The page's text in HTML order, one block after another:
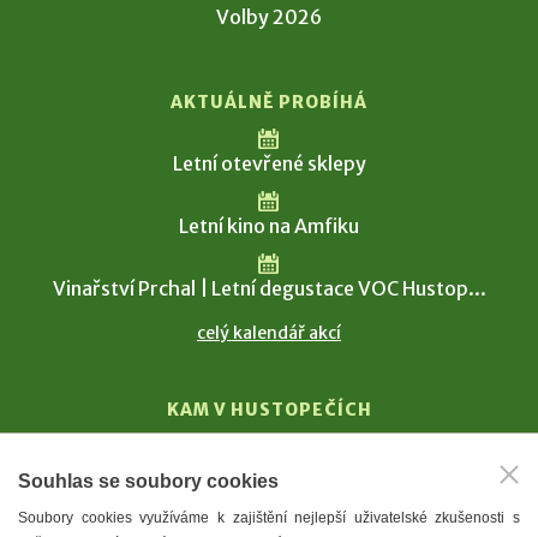
Volby 2026
AKTUÁLNĚ PROBÍHÁ
Letní otevřené sklepy
Letní kino na Amfiku
Vinařství Prchal | Letní degustace VOC Hustop...
celý kalendář akcí
KAM V HUSTOPEČÍCH
T. G. Masaryk
Mandloně
Souhlas se soubory cookies
Soubory cookies využíváme k zajištění nejlepší uživatelské zkušenosti s